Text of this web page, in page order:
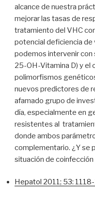
alcance de nuestra
mejorar las tasas de
tratamiento del VHC
potencial deficiencia de
podemos intervenir
25-OH-Vitamina D) y el
polimorfismos
nuevos predictores de
afamado grupo de
día, especialmente en
resistentes al
donde ambos
complementario. ¿Y se
situación de coinfección
Hepatol 2011; 53: